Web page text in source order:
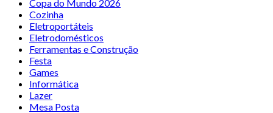
Copa do Mundo 2026
Cozinha
Eletroportáteis
Eletrodomésticos
Ferramentas e Construção
Festa
Games
Informática
Lazer
Mesa Posta